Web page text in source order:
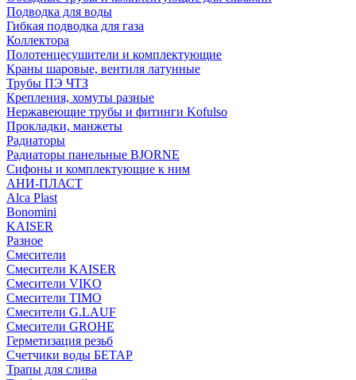
Подводка для воды
Гибкая подводка для газа
Коллектора
Полотенцесушители и комплектующие
Краны шаровые, вентиля латунные
Трубы ПЭ ЧТЗ
Крепления, хомуты разные
Нержавеющие трубы и фитинги Kofulso
Прокладки, манжеты
Радиаторы
Радиаторы панельные BJORNE
Сифоны и комплектующие к ним
АНИ-ПЛАСТ
Alca Plast
Bonomini
KAISER
Разное
Смесители
Смесители KAISER
Смесители VIKO
Смесители TIMO
Смесители G.LAUF
Смесители GROHE
Герметизация резьб
Счетчики воды БЕТАР
Трапы для слива